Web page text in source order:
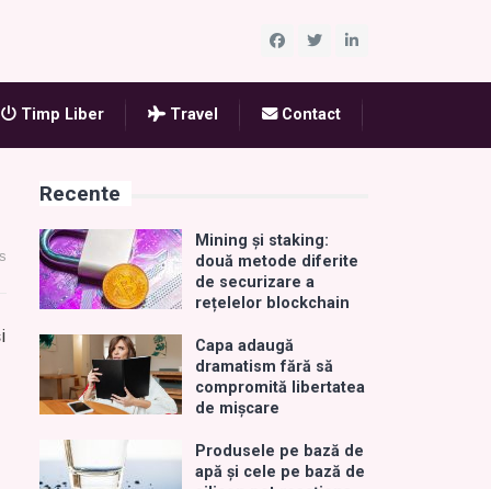
Timp Liber Travel Contact
Recente
Mining și staking:
două metode diferite
de securizare a
rețelelor blockchain
Capa adaugă
dramatism fără să
compromită libertatea
de mișcare
Produsele pe bază de
apă și cele pe bază de